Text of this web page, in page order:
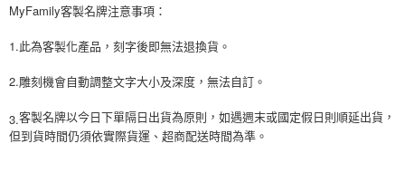
MyFamily客製名牌注意事項：
1.此為客製化產品，刻字後即無法退換貨。
2.雕刻機會自動調整文字大小及深度，無法自訂。
3.客製名牌以今日下單隔日出貨為原則，如遇週末或國定假日則順延出貨，
但到貨時間仍須依實際貨運、超商配送時間為準。